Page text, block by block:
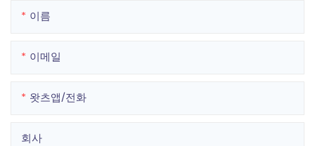
이름
이메일
왓츠앱/전화
회사